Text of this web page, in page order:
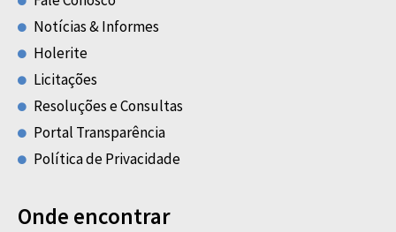
Notícias & Informes
Holerite
Licitações
Resoluções e Consultas
Portal Transparência
Política de Privacidade
Onde encontrar